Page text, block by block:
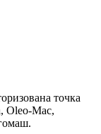
точка
Oleo-Mac,